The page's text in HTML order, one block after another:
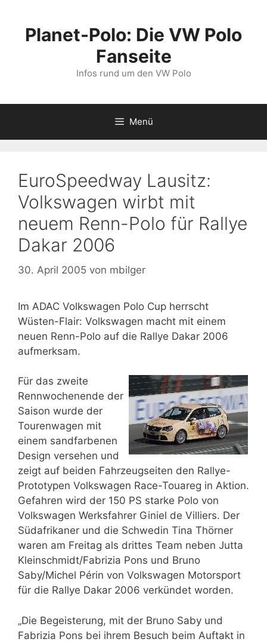
springenPlanet-Polo: Die VW Polo
Fanseite
Infos rund um den VW Polo
Menü
EuroSpeedway Lausitz:
Volkswagen wirbt mit
neuem Renn-Polo für Rallye
Dakar 2006
30. April 2005 von mbilger
Im ADAC Volkswagen Polo Cup herrscht
Wüsten-Flair: Volkswagen macht mit einem
neuen Renn-Polo auf die Rallye Dakar 2006
aufmerksam.
Für das zweite
Rennwochenende der
Saison wurde der
Tourenwagen mit
einem sandfarbenen
Design versehen und
zeigt auf beiden Fahrzeugseiten den Rallye-
Prototypen Volkswagen Race-Touareg in Aktion.
Gefahren wird der 150 PS starke Polo von
Volkswagen Werksfahrer Giniel de Villiers. Der
Südafrikaner und die Schwedin Tina Thörner
waren am Freitag als drittes Team neben Jutta
Kleinschmidt/Fabrizia Pons und Bruno
Saby/Michel Périn von Volkswagen Motorsport
für die Rallye Dakar 2006 verkündet worden.
„Die Begeisterung, mit der Bruno Saby und
Fabrizia Pons bei ihrem Besuch beim Auftakt in